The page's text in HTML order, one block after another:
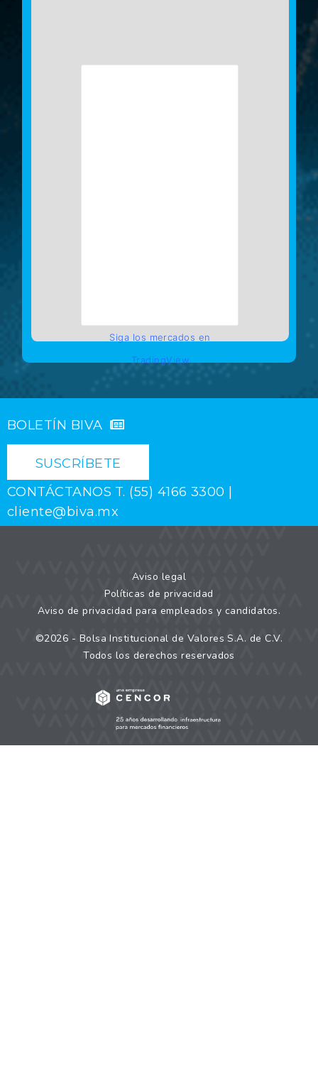
Siga los mercados en
TradingView
BOLETÍN BIVA
SUSCRÍBETE
CONTÁCTANOS T. (55) 4166 3300 |
cliente@biva.mx
Aviso legal
Políticas de privacidad
Aviso de privacidad para empleados y candidatos.
©2026 - Bolsa Institucional de Valores S.A. de C.V.
Todos los derechos reservados